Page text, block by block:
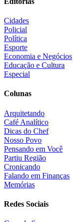
Cidades
Policial
Política
Esporte
Economia e Negócios
Educação e Cultura
Especial
Colunas
Arquitetando
Café Analítico
Dicas do Chef
Nosso Povo
Pensando em Você
Partiu Região
Cronicando
Falando em Finanças
Memórias
Redes Sociais